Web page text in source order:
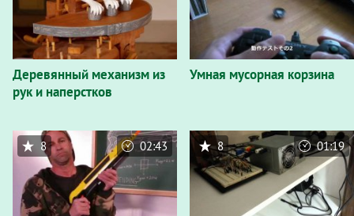
Деревянный механизм из
рук и наперстков
Умная мусорная корзина
8 02:43 8 01:19